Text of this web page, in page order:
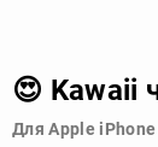
😍 Kawaii
Для Apple iPhone